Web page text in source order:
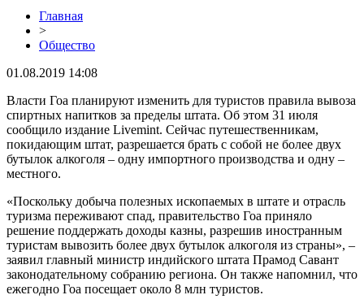
Главная
>
Общество
01.08.2019 14:08
Власти Гоа планируют изменить для туристов правила вывоза
спиртных напитков за пределы штата. Об этом 31 июля
сообщило издание Livemint. Сейчас путешественникам,
покидающим штат, разрешается брать с собой не более двух
бутылок алкоголя – одну импортного производства и одну –
местного.
«Поскольку добыча полезных ископаемых в штате и отрасль
туризма переживают спад, правительство Гоа приняло
решение поддержать доходы казны, разрешив иностранным
туристам вывозить более двух бутылок алкоголя из страны», –
заявил главный министр индийского штата Прамод Савант
законодательному собранию региона. Он также напомнил, что
ежегодно Гоа посещает около 8 млн туристов.